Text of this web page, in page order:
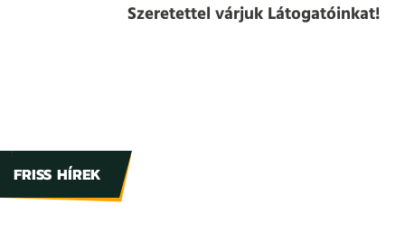
Szeretettel várjuk Látogatóinkat!
FRISS HÍREK